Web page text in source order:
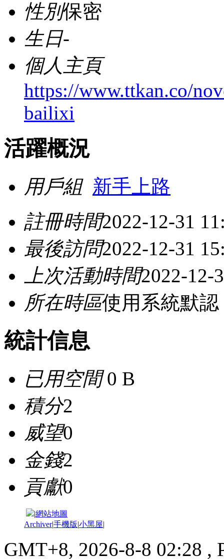
性別保密
生日-
個人主頁
https://www.ttkan.co/
bailixi
活躍概況
用戶組 新手上路
註冊時間2022-12-31
最後訪問2022-12-31
上次活動時間2022-12-
所在時區使用系統默認
統計信息
已用空間0 B
積分2
威望0
金錢2
貢獻0
|網站地圖
Archiver|手機版|小黑屋|
GMT+8, 2026-8-8 02:28 ,